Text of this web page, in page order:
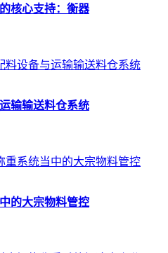
核心支持：衡器
输输送料仓系统
的大宗物料管控